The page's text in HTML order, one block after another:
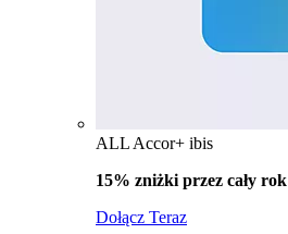
ALL Accor+ ibis
15% zniżki przez cały rok
Dołącz Teraz